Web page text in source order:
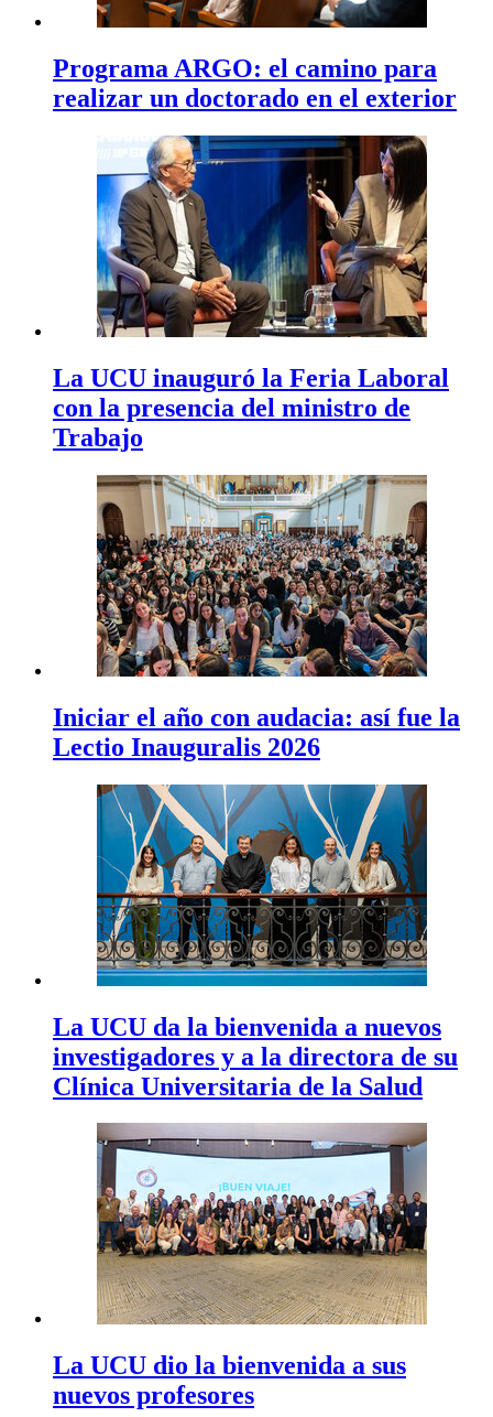
Programa ARGO: el camino para
realizar un doctorado en el exterior
La UCU inauguró la Feria Laboral
con la presencia del ministro de
Trabajo
Iniciar el año con audacia: así fue la
Lectio Inauguralis 2026
La UCU da la bienvenida a nuevos
investigadores y a la directora de su
Clínica Universitaria de la Salud
La UCU dio la bienvenida a sus
nuevos profesores